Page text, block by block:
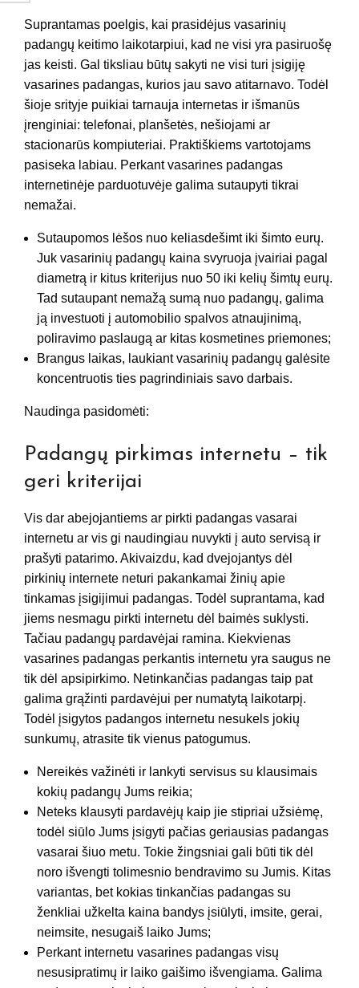
Suprantamas poelgis, kai prasidėjus vasarinių
padangų keitimo laikotarpiui, kad ne visi yra pasiruošę
jas keisti. Gal tiksliau būtų sakyti ne visi turi įsigiję
vasarines padangas, kurios jau savo atitarnavo. Todėl
šioje srityje puikiai tarnauja internetas ir išmanūs
įrenginiai: telefonai, planšetės, nešiojami ar
stacionarūs kompiuteriai. Praktiškiems vartotojams
pasiseka labiau. Perkant vasarines padangas
internetinėje parduotuvėje galima sutaupyti tikrai
nemažai.
Sutaupomos lėšos nuo keliasdešimt iki šimto eurų.
Juk vasarinių padangų kaina svyruoja įvairiai pagal
diametrą ir kitus kriterijus nuo 50 iki kelių šimtų eurų.
Tad sutaupant nemažą sumą nuo padangų, galima
ją investuoti į automobilio spalvos atnaujinimą,
poliravimo paslaugą ar kitas kosmetines priemones;
Brangus laikas, laukiant vasarinių padangų galėsite
koncentruotis ties pagrindiniais savo darbais.
Naudinga pasidomėti:
Padangų pirkimas internetu – tik
geri kriterijai
Vis dar abejojantiems ar pirkti padangas vasarai
internetu ar vis gi naudingiau nuvykti į auto servisą ir
prašyti patarimo. Akivaizdu, kad dvejojantys dėl
pirkinių internete neturi pakankamai žinių apie
tinkamas įsigijimui padangas. Todėl suprantama, kad
jiems nesmagu pirkti internetu dėl baimės suklysti.
Tačiau padangų pardavėjai ramina. Kiekvienas
vasarines padangas perkantis internetu yra saugus ne
tik dėl apsipirkimo. Netinkančias padangas taip pat
galima grąžinti pardavėjui per numatytą laikotarpį.
Todėl įsigytos padangos internetu nesukels jokių
sunkumų, atrasite tik vienus patogumus.
Nereikės važinėti ir lankyti servisus su klausimais
kokių padangų Jums reikia;
Neteks klausyti pardavėjų kaip jie stipriai užsiėmę,
todėl siūlo Jums įsigyti pačias geriausias padangas
vasarai šiuo metu. Tokie žingsniai gali būti tik dėl
noro išvengti tolimesnio bendravimo su Jumis. Kitas
variantas, bet kokias tinkančias padangas su
ženkliai užkelta kaina bandys įsiūlyti, imsite, gerai,
neimsite, nesugaiš laiko Jums;
Perkant internetu vasarines padangas visų
nesusipratimų ir laiko gaišimo išvengiama. Galima